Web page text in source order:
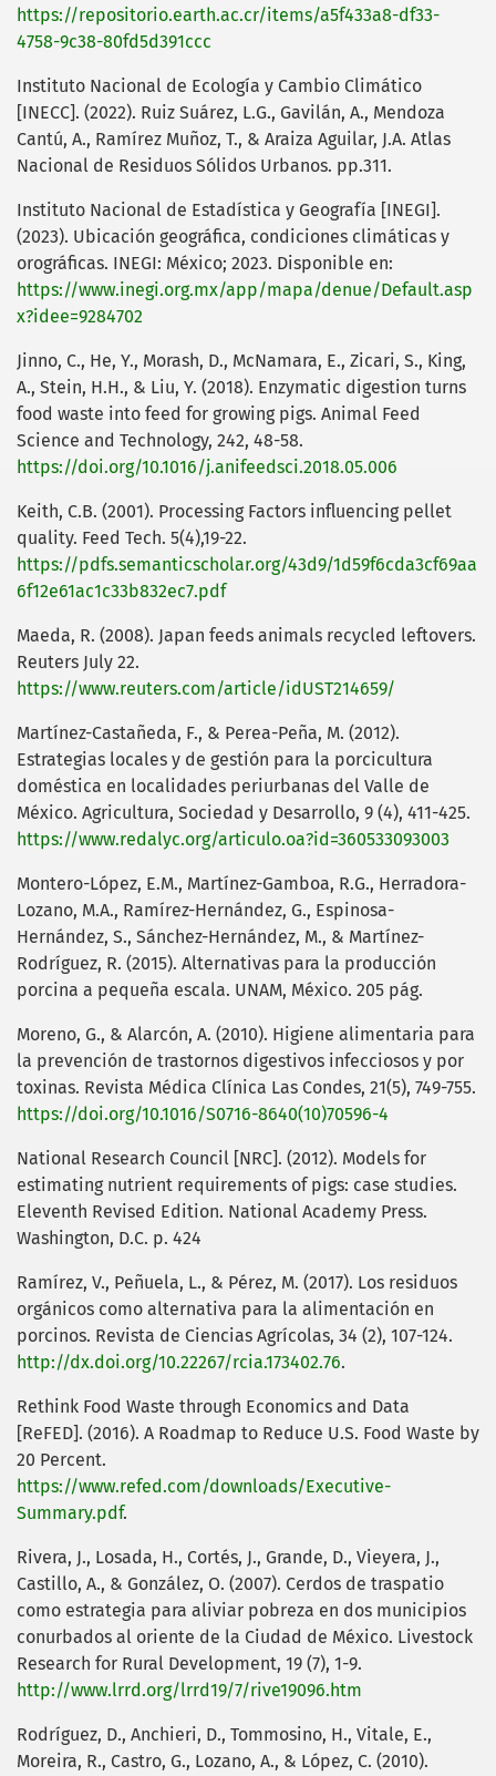
https://repositorio.earth.ac.cr/items/a5f433a8-df33-
4758-9c38-80fd5d391ccc
Instituto Nacional de Ecología y Cambio Climático
[INECC]. (2022). Ruiz Suárez, L.G., Gavilán, A., Mendoza
Cantú, A., Ramírez Muñoz, T., & Araiza Aguilar, J.A. Atlas
Nacional de Residuos Sólidos Urbanos. pp.311.
Instituto Nacional de Estadística y Geografía [INEGI].
(2023). Ubicación geográfica, condiciones climáticas y
orográficas. INEGI: México; 2023. Disponible en:
https://www.inegi.org.mx/app/mapa/denue/Default.asp
x?idee=9284702
Jinno, C., He, Y., Morash, D., McNamara, E., Zicari, S., King,
A., Stein, H.H., & Liu, Y. (2018). Enzymatic digestion turns
food waste into feed for growing pigs. Animal Feed
Science and Technology, 242, 48-58.
https://doi.org/10.1016/j.anifeedsci.2018.05.006
Keith, C.B. (2001). Processing Factors influencing pellet
quality. Feed Tech. 5(4),19-22.
https://pdfs.semanticscholar.org/43d9/1d59f6cda3cf69aa
6f12e61ac1c33b832ec7.pdf
Maeda, R. (2008). Japan feeds animals recycled leftovers.
Reuters July 22.
https://www.reuters.com/article/idUST214659/
Martínez-Castañeda, F., & Perea-Peña, M. (2012).
Estrategias locales y de gestión para la porcicultura
doméstica en localidades periurbanas del Valle de
México. Agricultura, Sociedad y Desarrollo, 9 (4), 411-425.
https://www.redalyc.org/articulo.oa?id=360533093003
Montero-López, E.M., Martínez-Gamboa, R.G., Herradora-
Lozano, M.A., Ramírez-Hernández, G., Espinosa-
Hernández, S., Sánchez-Hernández, M., & Martínez-
Rodríguez, R. (2015). Alternativas para la producción
porcina a pequeña escala. UNAM, México. 205 pág.
Moreno, G., & Alarcón, A. (2010). Higiene alimentaria para
la prevención de trastornos digestivos infecciosos y por
toxinas. Revista Médica Clínica Las Condes, 21(5), 749-755.
https://doi.org/10.1016/S0716-8640(10)70596-4
National Research Council [NRC]. (2012). Models for
estimating nutrient requirements of pigs: case studies.
Eleventh Revised Edition. National Academy Press.
Washington, D.C. p. 424
Ramírez, V., Peñuela, L., & Pérez, M. (2017). Los residuos
orgánicos como alternativa para la alimentación en
porcinos. Revista de Ciencias Agrícolas, 34 (2), 107-124.
http://dx.doi.org/10.22267/rcia.173402.76.
Rethink Food Waste through Economics and Data
[ReFED]. (2016). A Roadmap to Reduce U.S. Food Waste by
20 Percent.
https://www.refed.com/downloads/Executive-
Summary.pdf.
Rivera, J., Losada, H., Cortés, J., Grande, D., Vieyera, J.,
Castillo, A., & González, O. (2007). Cerdos de traspatio
como estrategia para aliviar pobreza en dos municipios
conurbados al oriente de la Ciudad de México. Livestock
Research for Rural Development, 19 (7), 1-9.
http://www.lrrd.org/lrrd19/7/rive19096.htm
Rodríguez, D., Anchieri, D., Tommosino, H., Vitale, E.,
Moreira, R., Castro, G., Lozano, A., & López, C. (2010).